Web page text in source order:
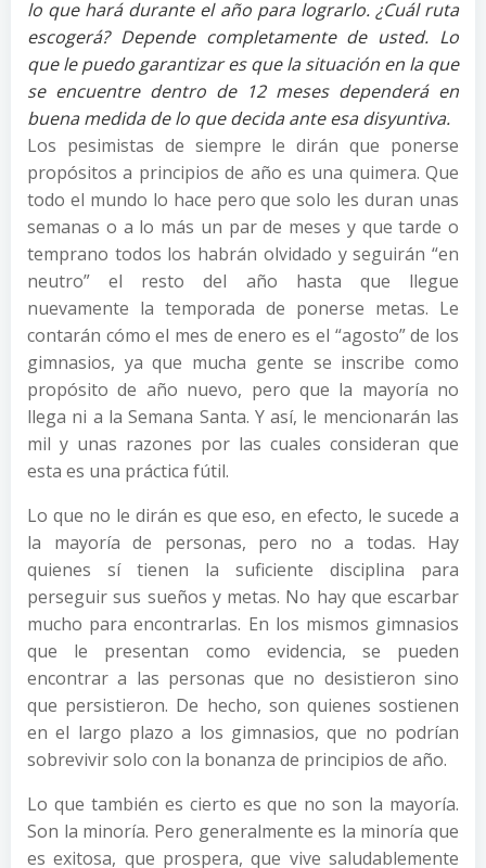
lo que hará durante el año para lograrlo. ¿Cuál ruta
escogerá? Depende completamente de usted. Lo
que le puedo garantizar es que la situación en la que
se encuentre dentro de 12 meses dependerá en
buena medida de lo que decida ante esa disyuntiva.
Los pesimistas de siempre le dirán que ponerse
propósitos a principios de año es una quimera. Que
todo el mundo lo hace pero que solo les duran unas
semanas o a lo más un par de meses y que tarde o
temprano todos los habrán olvidado y seguirán “en
neutro” el resto del año hasta que llegue
nuevamente la temporada de ponerse metas. Le
contarán cómo el mes de enero es el “agosto” de los
gimnasios, ya que mucha gente se inscribe como
propósito de año nuevo, pero que la mayoría no
llega ni a la Semana Santa. Y así, le mencionarán las
mil y unas razones por las cuales consideran que
esta es una práctica fútil.
Lo que no le dirán es que eso, en efecto, le sucede a
la mayoría de personas, pero no a todas. Hay
quienes sí tienen la suficiente disciplina para
perseguir sus sueños y metas. No hay que escarbar
mucho para encontrarlas. En los mismos gimnasios
que le presentan como evidencia, se pueden
encontrar a las personas que no desistieron sino
que persistieron. De hecho, son quienes sostienen
en el largo plazo a los gimnasios, que no podrían
sobrevivir solo con la bonanza de principios de año.
Lo que también es cierto es que no son la mayoría.
Son la minoría. Pero generalmente es la minoría que
es exitosa, que prospera, que vive saludablemente